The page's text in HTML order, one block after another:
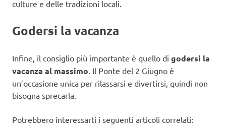
culture e delle tradizioni locali.
Godersi la vacanza
Infine, il consiglio più importante è quello di godersi la
vacanza al massimo . Il Ponte del 2 Giugno è
un’occasione unica per rilassarsi e divertirsi, quindi non
bisogna sprecarla.
Potrebbero interessarti i seguenti articoli correlati: